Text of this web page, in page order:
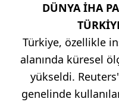
DÜNYA İHA
Türkiye, özellikle
alanında küresel
yükseldi.
genelinde